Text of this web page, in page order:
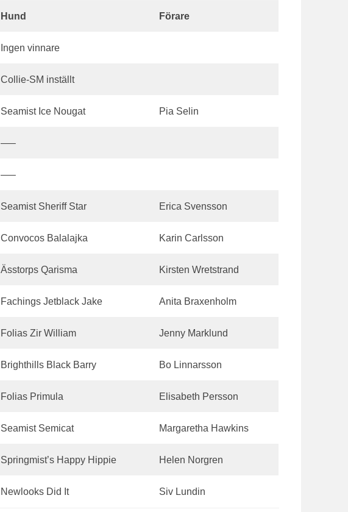
Hund Förare
Ingen vinnare
Collie-SM inställt
Seamist Ice Nougat Pia Selin
—–
—–
Seamist Sheriff Star Erica Svensson
Convocos Balalajka Karin Carlsson
Ässtorps Qarisma Kirsten Wretstrand
Fachings Jetblack Jake Anita Braxenholm
Folias Zir William Jenny Marklund
Brighthills Black Barry Bo Linnarsson
Folias Primula Elisabeth Persson
Seamist Semicat Margaretha Hawkins
Springmist’s Happy Hippie Helen Norgren
Newlooks Did It Siv Lundin